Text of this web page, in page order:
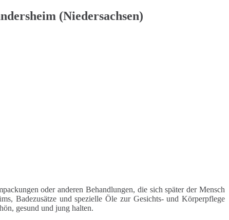
(Niedersachsen)
oder anderen Behandlungen, die sich später der Mensch
Badezusätze und spezielle Öle zur Gesichts- und Körperpflege
gesund und jung halten.